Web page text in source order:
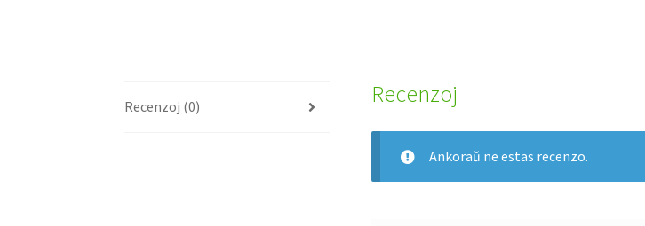
Recenzoj (0) Recenzoj
Ankoraŭ ne estas recenzo.